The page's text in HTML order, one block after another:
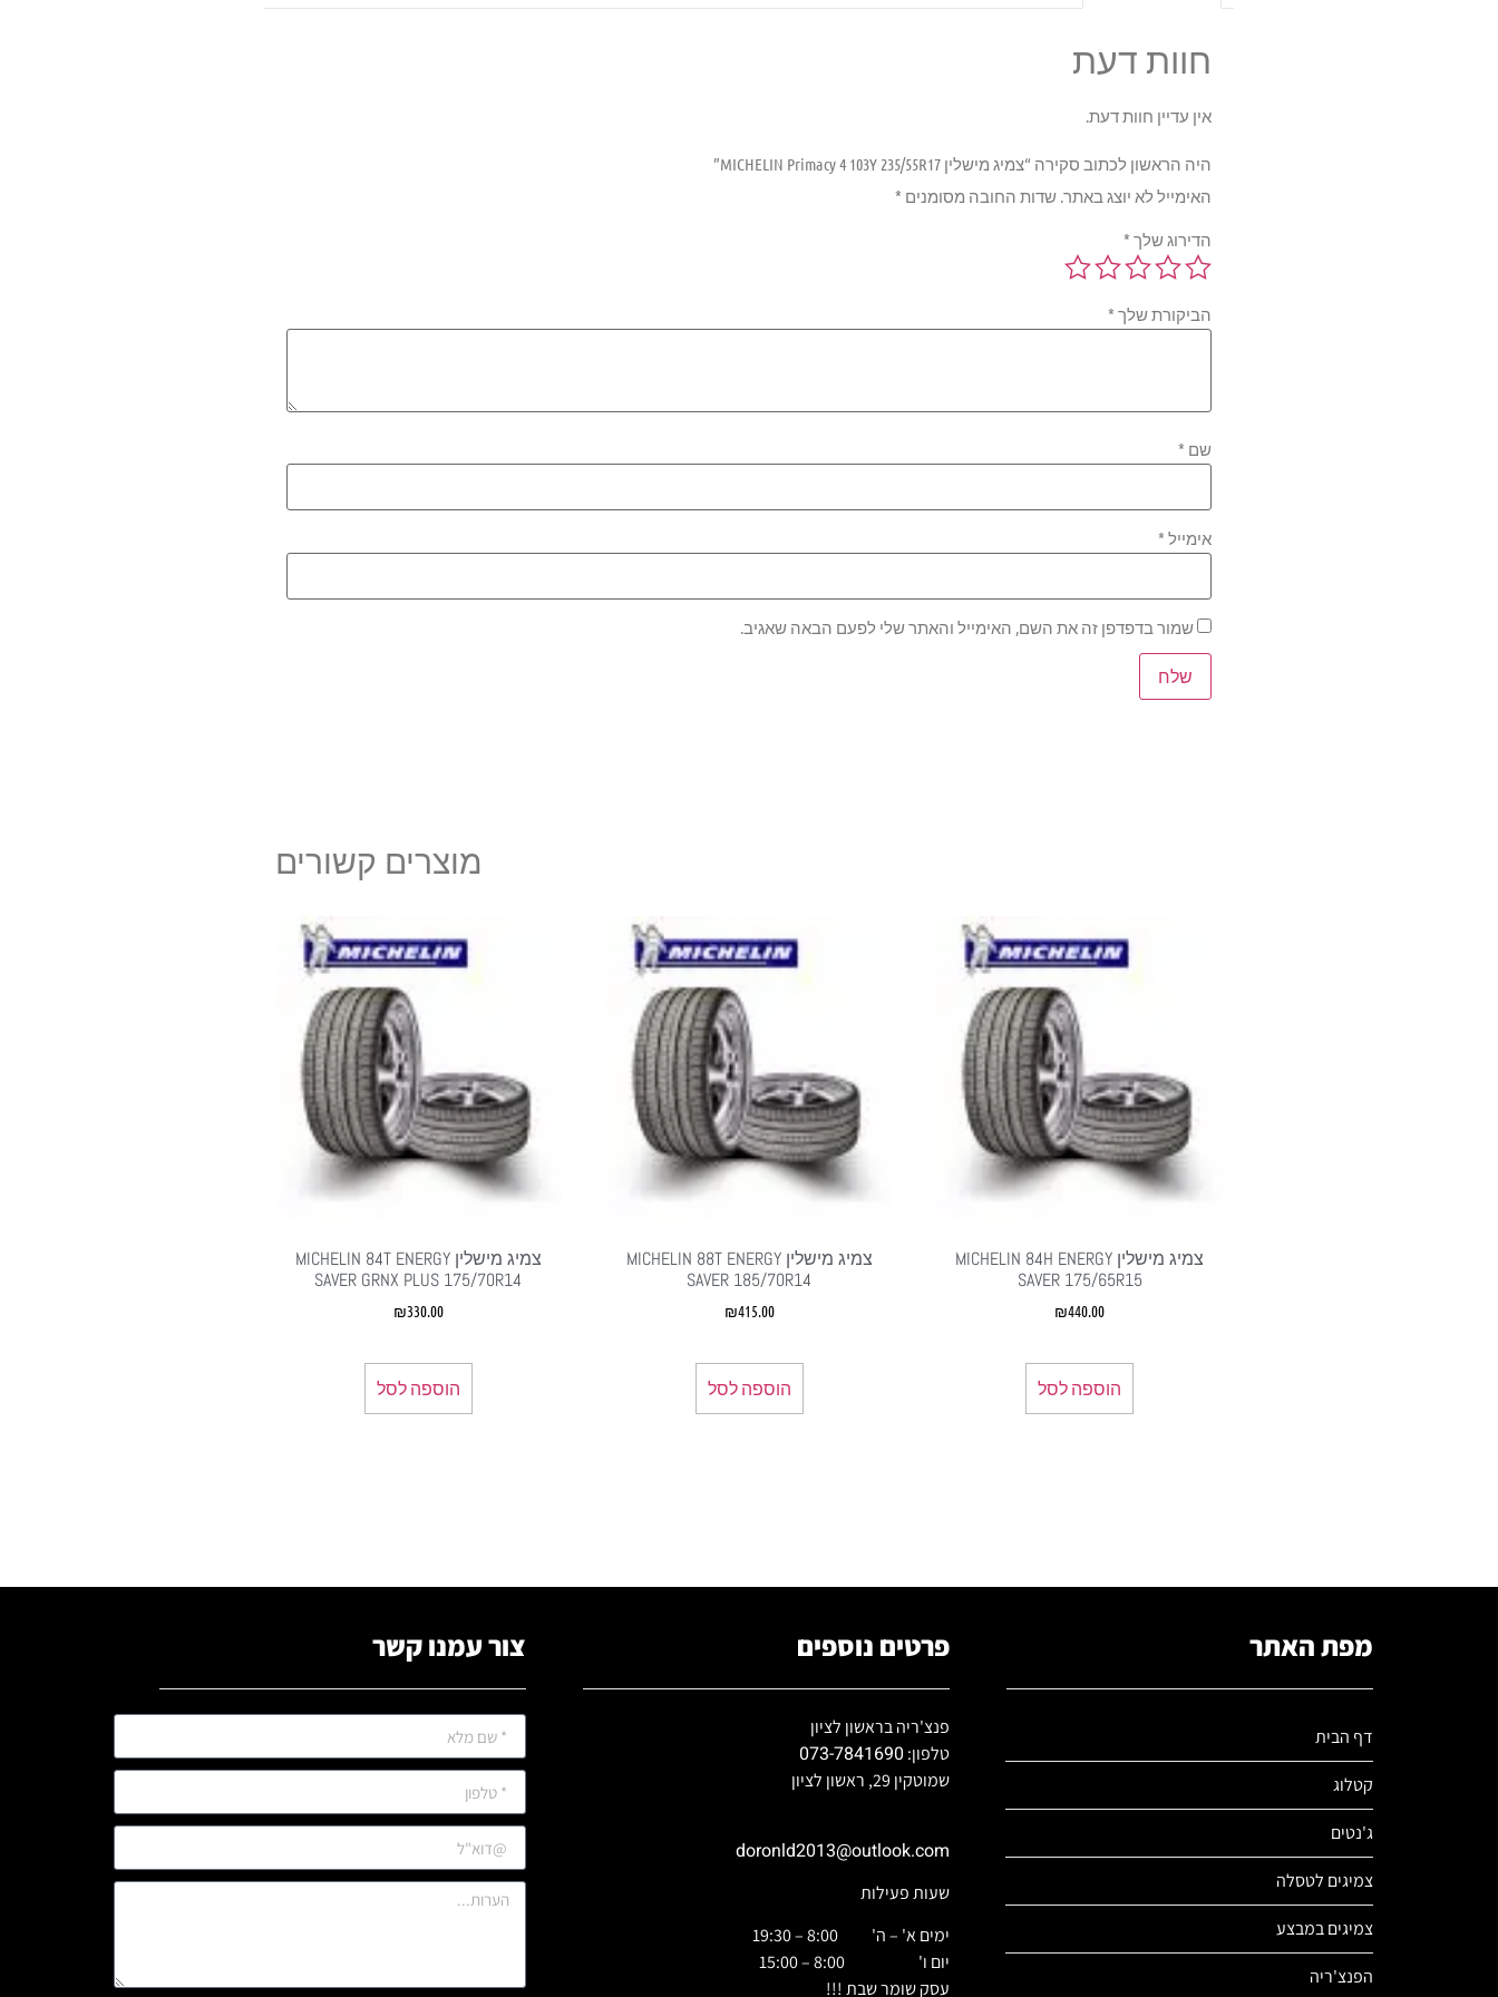
חוות דעת
אין עדיין חוות דעת.
היה הראשון לכתוב סקירה “צמיג מישלין MICHELIN Primacy 4 103Y 235/55R17”
האימייל לא יוצג באתר. שדות החובה מסומנים *
הדירוג שלך *
הביקורת שלך *
שם *
אימייל *
שמור בדפדפן זה את השם, האימייל והאתר שלי לפעם הבאה שאגיב.
מוצרים קשורים
צמיג מישלין MICHELIN 84H ENERGY
SAVER 175/65R15
₪440.00
הוספה לסל
צמיג מישלין MICHELIN 88T ENERGY
SAVER 185/70R14
₪415.00
הוספה לסל
צמיג מישלין MICHELIN 84T ENERGY
SAVER GRNX PLUS 175/70R14
₪330.00
הוספה לסל
מפת האתר
דף הבית
קטלוג
ג'נטים
צמיגים לטסלה
צמיגים במבצע
הפנצ'ריה
פרטים נוספים
פנצ'ריה בראשון לציון
טלפון:073-7841690
שמוטקין 29, ראשון לציון
doronld2013@outlook.com
שעות פעילות
ימים א' – ה' 8:00 – 19:30
יום ו' 8:00 – 15:00
עסק שומר שבת !!!
צור עמנו קשר